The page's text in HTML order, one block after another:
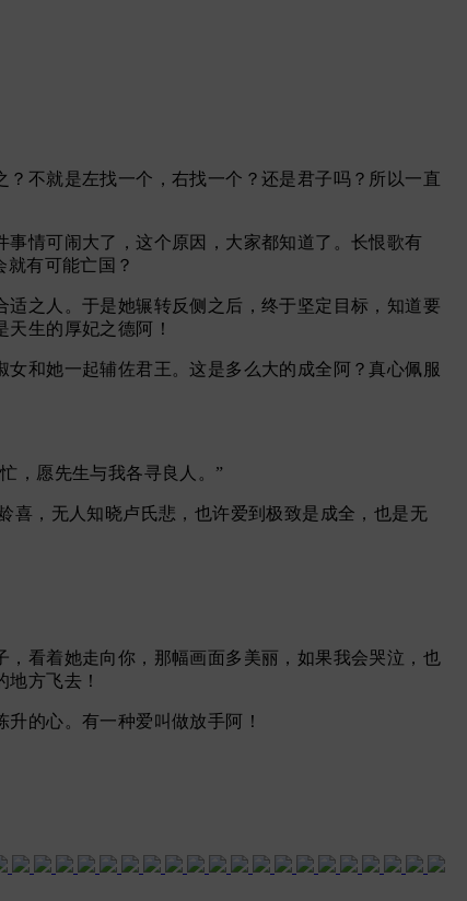
不就是左找一个，右找一个？还是君子吗？所以一直
情可闹大了，这个原因，大家都知道了。长恨歌有
有可能亡国？
之人。于是她辗转反侧之后，终于坚定目标，知道要
生的厚妃之德阿！
和她一起辅佐君王。这是多么大的成全阿？真心佩服
，愿先生与我各寻良人。”
喜，无人知晓卢氏悲，也许爱到极致是成全，也是无
看着她走向你， 那幅画面多美丽，如果我会哭泣，也
方飞去！
的心。有一种爱叫做放手阿！